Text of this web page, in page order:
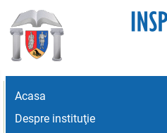
Acasa
Despre instituţie